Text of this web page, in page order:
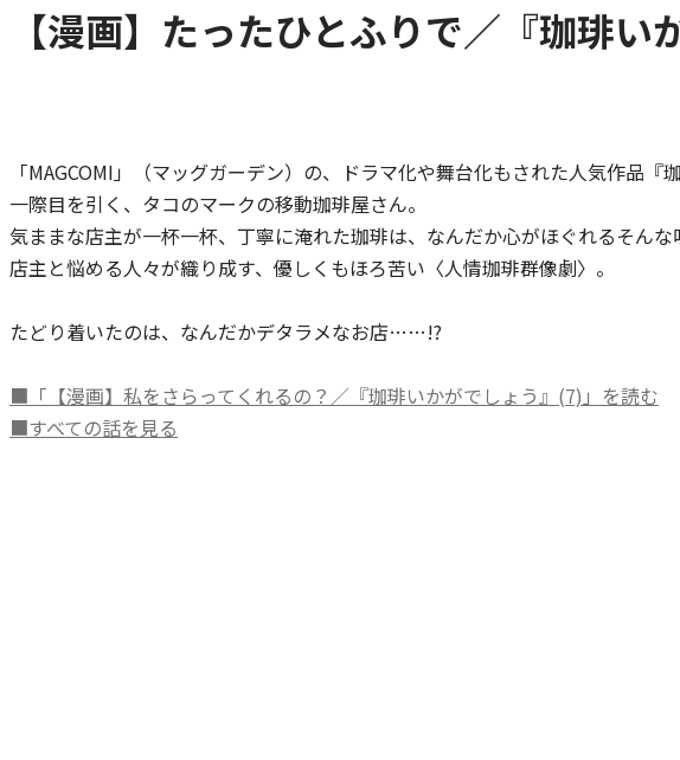
【漫画】たったひとふりで／『珈琲
「MAGCOMI」（マッグガーデン）の、ドラマ化や舞台化もされた人気作品『
一際目を引く、タコのマークの移動珈琲屋さん。
気ままな店主が一杯一杯、丁寧に淹れた珈琲は、なんだか心がほぐれるそん
店主と悩める人々が織り成す、優しくもほろ苦い〈人情珈琲群像劇〉。
たどり着いたのは、なんだかデタラメなお店……!?
■「【漫画】私をさらってくれるの？／『珈琲いかがでしょう』(7)」を読む
■すべての話を見る